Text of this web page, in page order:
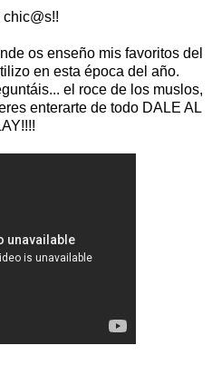
chic@s!!
os enseño mis favoritos del
en esta época del año.
el roce de los muslos,
enterarte de todo DALE AL